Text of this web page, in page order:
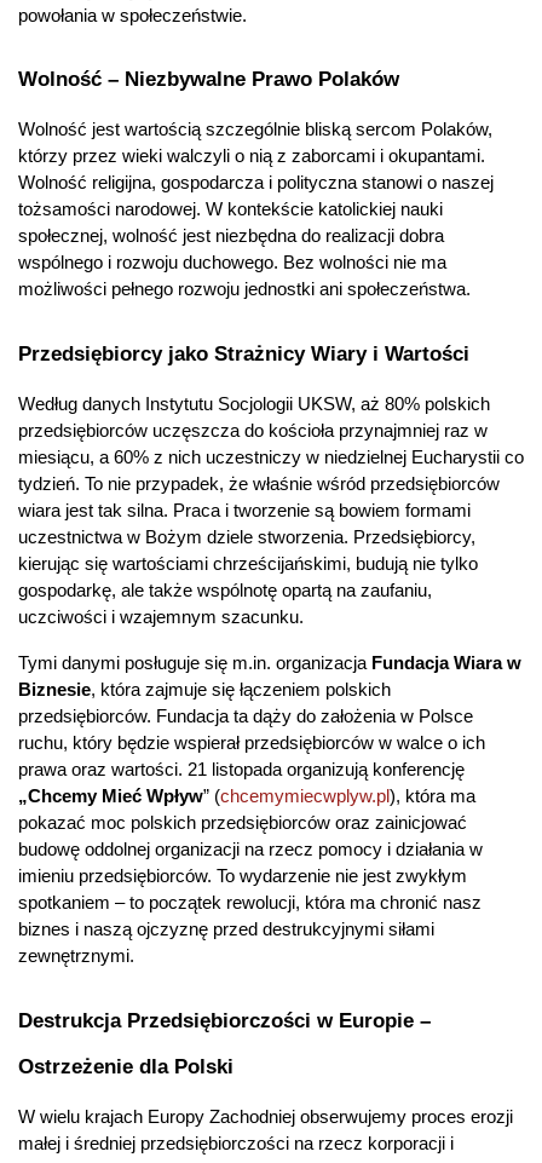
powołania w społeczeństwie.
Wolność – Niezbywalne Prawo Polaków
Wolność jest wartością szczególnie bliską sercom Polaków,
którzy przez wieki walczyli o nią z zaborcami i okupantami.
Wolność religijna, gospodarcza i polityczna stanowi o naszej
tożsamości narodowej. W kontekście katolickiej nauki
społecznej, wolność jest niezbędna do realizacji dobra
wspólnego i rozwoju duchowego. Bez wolności nie ma
możliwości pełnego rozwoju jednostki ani społeczeństwa.
Przedsiębiorcy jako Strażnicy Wiary i Wartości
Według danych Instytutu Socjologii UKSW, aż 80% polskich
przedsiębiorców uczęszcza do kościoła przynajmniej raz w
miesiącu, a 60% z nich uczestniczy w niedzielnej Eucharystii co
tydzień. To nie przypadek, że właśnie wśród przedsiębiorców
wiara jest tak silna. Praca i tworzenie są bowiem formami
uczestnictwa w Bożym dziele stworzenia. Przedsiębiorcy,
kierując się wartościami chrześcijańskimi, budują nie tylko
gospodarkę, ale także wspólnotę opartą na zaufaniu,
uczciwości i wzajemnym szacunku.
Tymi danymi posługuje się m.in. organizacja Fundacja Wiara w
Biznesie, która zajmuje się łączeniem polskich
przedsiębiorców. Fundacja ta dąży do założenia w Polsce
ruchu, który będzie wspierał przedsiębiorców w walce o ich
„Chcemy Mieć Wpływ” (chcemymiecwplyw.pl), która ma
pokazać moc polskich przedsiębiorców oraz zainicjować
budowę oddolnej organizacji na rzecz pomocy i działania w
imieniu przedsiębiorców. To wydarzenie nie jest zwykłym
spotkaniem – to początek rewolucji, która ma chronić nasz
biznes i naszą ojczyznę przed destrukcyjnymi siłami
zewnętrznymi.
Destrukcja Przedsiębiorczości w Europie –
Ostrzeżenie dla Polski
W wielu krajach Europy Zachodniej obserwujemy proces erozji
małej i średniej przedsiębiorczości na rzecz korporacji i